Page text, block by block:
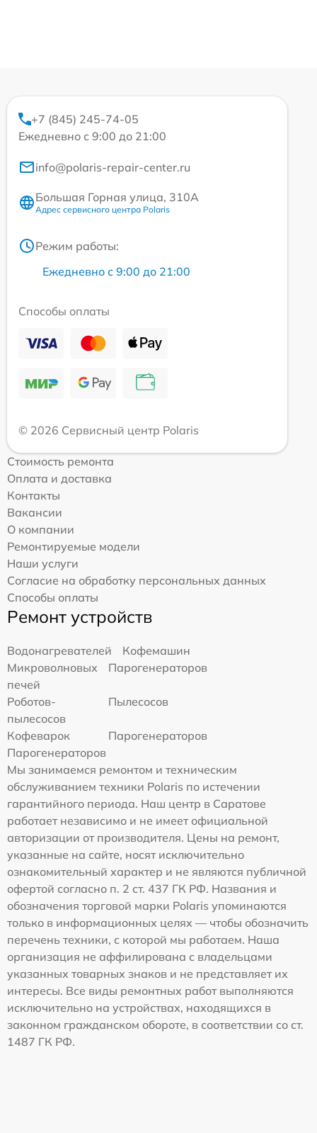
+7 (845) 245-74-05
Ежедневно с 9:00 до 21:00
info@polaris-repair-center.ru
Большая Горная улица, 310А
Адрес сервисного центра Polaris
Режим работы:
Ежедневно с 9:00 до 21:00
Способы оплаты
© 2026 Сервисный центр Polaris
Стоимость ремонта
Оплата и доставка
Контакты
Вакансии
О компании
Ремонтируемые модели
Наши услуги
Согласие на обработку персональных данных
Способы оплаты
Ремонт устройств
Водонагревателей
Кофемашин
Микроволновых
печей
Парогенераторов
Роботов-
пылесосов
Пылесосов
Кофеварок
Парогенераторов
Парогенераторов
Мы занимаемся ремонтом и техническим
обслуживанием техники Polaris по истечении
гарантийного периода. Наш центр в Саратове
работает независимо и не имеет официальной
авторизации от производителя. Цены на ремонт,
указанные на сайте, носят исключительно
ознакомительный характер и не являются публичной
офертой согласно п. 2 ст. 437 ГК РФ. Названия и
обозначения торговой марки Polaris упоминаются
только в информационных целях — чтобы обозначить
перечень техники, с которой мы работаем. Наша
организация не аффилирована с владельцами
указанных товарных знаков и не представляет их
интересы. Все виды ремонтных работ выполняются
исключительно на устройствах, находящихся в
законном гражданском обороте, в соответствии со ст.
1487 ГК РФ.